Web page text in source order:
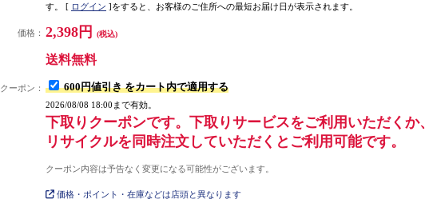
す。 [ ログイン ]をすると、お客様のご住所への最短お届け日が表示されます。
価格： 2,398円 (税込)
送料無料
クーポン： 600円値引きをカート内で適用する
2026/08/08 18:00まで有効。
下取りクーポンです。下取りサービスをご利用いただくか
リサイクルを同時注文していただくとご利用可能です。
クーポン内容は予告なく変更になる可能性がございます。
価格・ポイント・在庫などは店頭と異なります